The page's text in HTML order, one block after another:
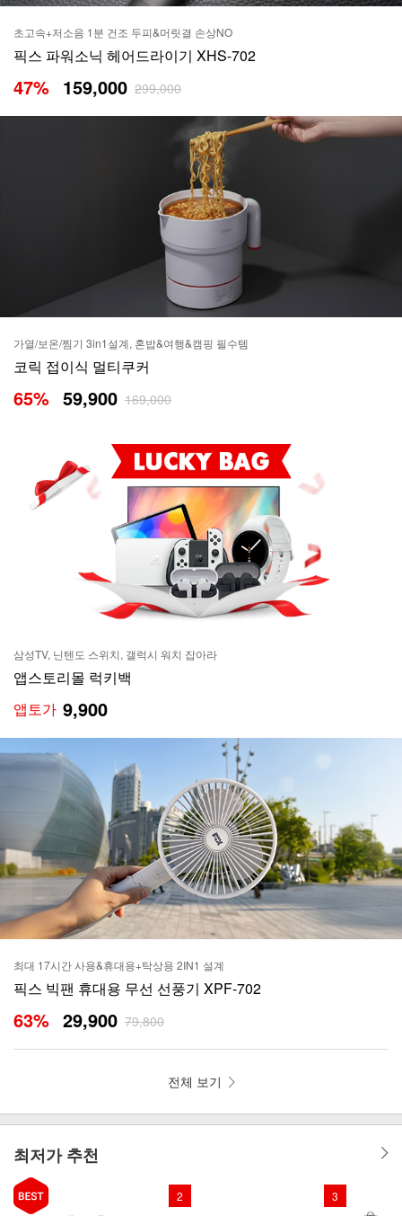
초고속+저소음 1분 건조 두피&머릿결 손상NO
픽스 파워소닉 헤어드라이기 XHS-702
47% 159,000 299,000
가열/보온/찜기 3in1설계, 혼밥&여행&캠핑 필수템
코릭 접이식 멀티쿠커
65% 59,900 169,000
삼성TV, 닌텐도 스위치, 갤럭시 워치 잡아라
앱스토리몰 럭키백
앱토가 9,900
최대 17시간 사용&휴대용+탁상용 2IN1 설계
픽스 빅팬 휴대용 무선 선풍기 XPF-702
63% 29,900 79,800
전체 보기
최저가 추천
2 3